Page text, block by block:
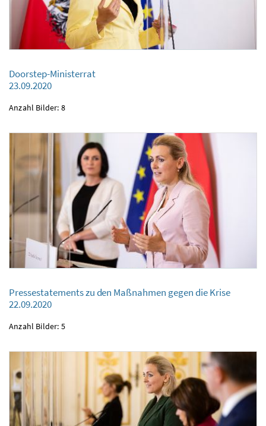
Doorstep-Ministerrat
23.09.2020
Doorstep-Ministerrat
23.09.2020
Anzahl Bilder: 8
Pressestatements zu den Maßnahmen gegen die Krise
22.09.2020
Pressestatements zu den Maßnahmen gegen die Krise
22.09.2020
Anzahl Bilder: 5